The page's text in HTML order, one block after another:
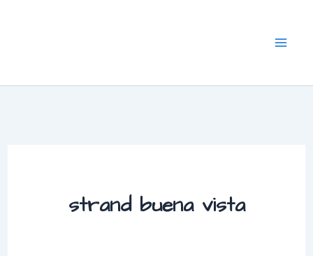
strand buena vista